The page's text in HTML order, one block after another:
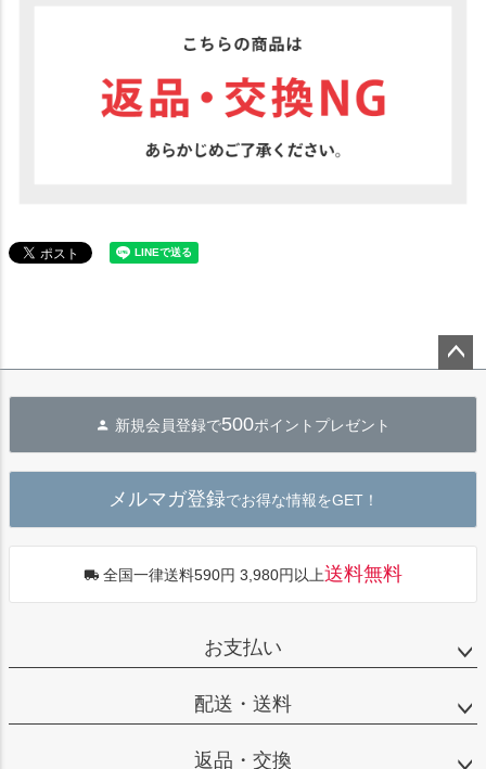
へ
新規会員登録で500ポイントプレゼント
メルマガ登録でお得な情報をGET！
全国一律送料590円 3,980円以上送料無料
お支払い
配送・送料
返品・交換